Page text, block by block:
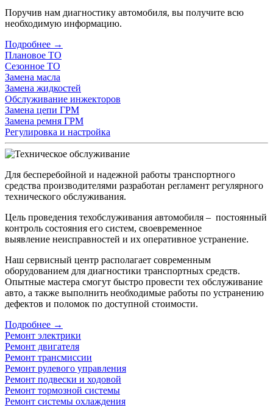
Поручив нам диагностику автомобиля, вы получите всю
необходимую информацию.
Подробнее →
Плановое ТО
Сезонное ТО
Замена масла
Замена жидкостей
Обслуживание инжекторов
Замена цепи ГРМ
Замена ремня ГРМ
Регулировка и настройка
Для бесперебойной и надежной работы транспортного
средства производителями разработан регламент регулярного
технического обслуживания.
Цель проведения техобслуживания автомобиля – постоянный
контроль состояния его систем, своевременное
выявление неисправностей и их оперативное устранение.
Наш сервисный центр располагает современным
оборудованием для диагностики транспортных средств.
Опытные мастера смогут быстро провести тех обслуживание
авто, а также выполнить необходимые работы по устранению
дефектов и поломок по доступной стоимости.
Подробнее →
Ремонт электрики
Ремонт двигателя
Ремонт трансмиссии
Ремонт рулевого управления
Ремонт подвески и ходовой
Ремонт тормозной системы
Ремонт системы охлаждения